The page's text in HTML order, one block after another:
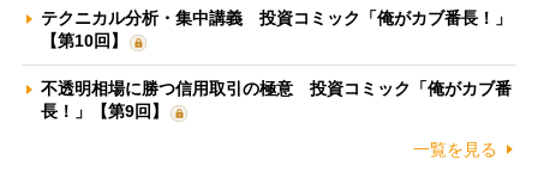
テクニカル分析・集中講義 投資コミック「俺がカブ番長！」
【第10回】
不透明相場に勝つ信用取引の極意 投資コミック「俺がカブ番
長！」【第9回】
一覧を見る